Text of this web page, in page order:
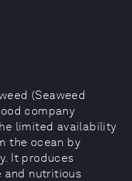
(Seaweed
company
limited availability
the ocean by
It produces
and nutritious